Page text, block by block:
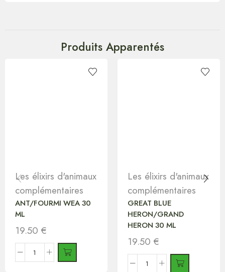
Produits Apparentés
Les élixirs d'animaux
complémentaires
ANT/FOURMI WEA 30
ML
19.50 €
Les élixirs d'animaux
complémentaires
GREAT BLUE
HERON/GRAND
HERON 30 ML
19.50 €